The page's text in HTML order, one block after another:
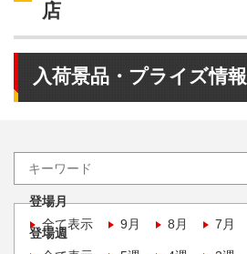
店
入荷景品・プライズ情報
登場月
全て表示
9月 8月 7月
登場週